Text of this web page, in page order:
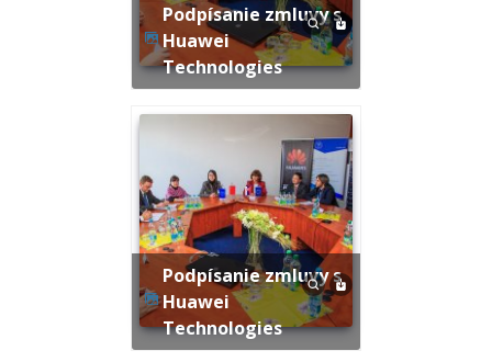
Podpísanie zmluvy s
Huawei
Technologies
Podpísanie zmluvy s
Huawei
Technologies